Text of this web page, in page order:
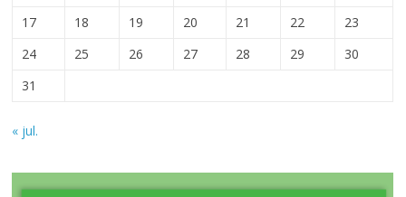
17
18 19 20 21 22
23
24
25 26 27 28 29
30
31
« jul.